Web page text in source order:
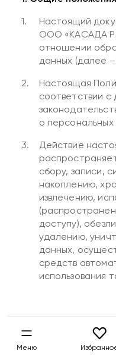
Настоящий
ООО «КАСАДА
отношении
данных (далее
Настоящая
соответствии
о персональных
Действие
сбору, записи,
накоплению,
извлечению,
доступу),
удалению,
данных,
средств
использования
2. Принципы
Обработка
Меню